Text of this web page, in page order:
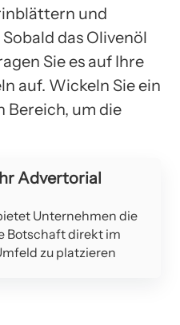
und
das Olivenöl
Sie es auf Ihre
auf. Wickeln Sie ein
Bereich, um die
Advertorial
Unternehmen die
Botschaft direkt im
zu platzieren